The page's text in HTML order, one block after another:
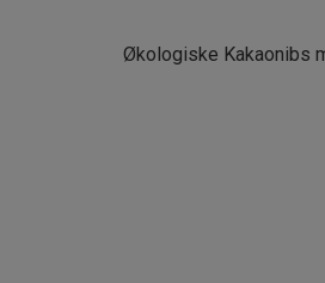
Økologiske Kakaonibs